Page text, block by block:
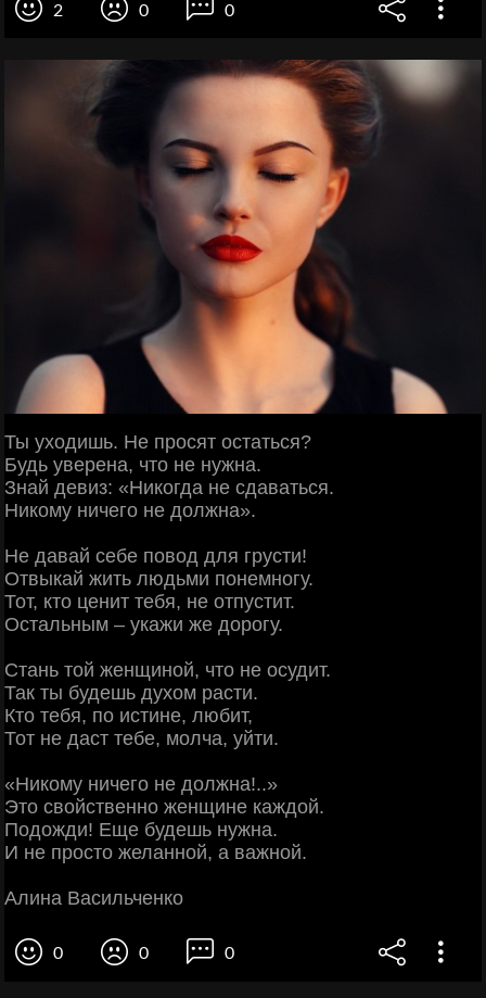
2 0 0
Ты уходишь. Не просят остаться?
Будь уверена, что не нужна.
Знай девиз: «Никогда не сдаваться.
Никому ничего не должна».
Не давай себе повод для грусти!
Отвыкай жить людьми понемногу.
Тот, кто ценит тебя, не отпустит.
Остальным – укажи же дорогу.
Стань той женщиной, что не осудит.
Так ты будешь духом расти.
Кто тебя, по истине, любит,
Тот не даст тебе, молча, уйти.
«Никому ничего не должна!..»
Это свойственно женщине каждой.
Подожди! Еще будешь нужна.
И не просто желанной, а важной.
Алина Васильченко
0 0 0